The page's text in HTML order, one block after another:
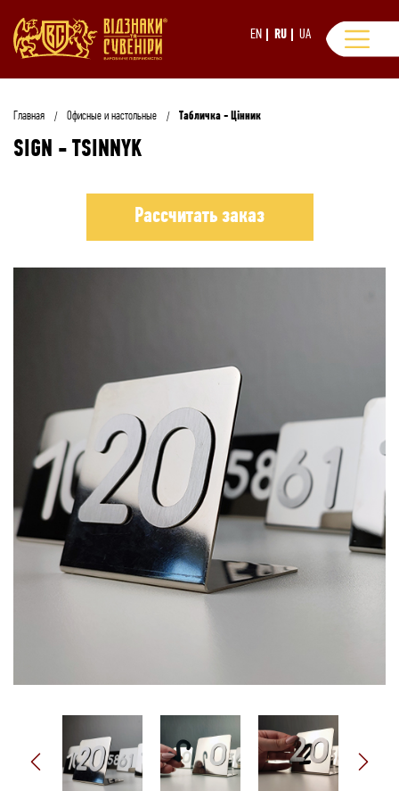
EN RU UA
Главная Офисные и настольные Табличка - Цінник
SIGN - TSINNYK
Рассчитать заказ